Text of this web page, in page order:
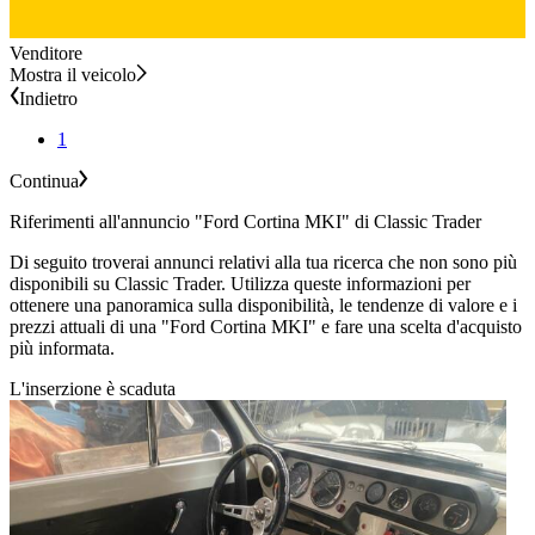
Venditore
Mostra il veicolo
Indietro
1
Continua
Riferimenti all'annuncio "Ford Cortina MKI" di Classic Trader
Di seguito troverai annunci relativi alla tua ricerca che non sono più
disponibili su Classic Trader. Utilizza queste informazioni per
ottenere una panoramica sulla disponibilità, le tendenze di valore e i
prezzi attuali di una "Ford Cortina MKI" e fare una scelta d'acquisto
più informata.
L'inserzione è scaduta